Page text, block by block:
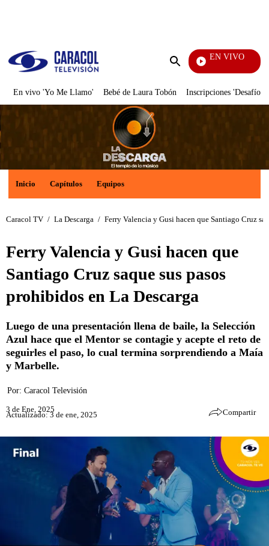
Enviar
EN VIVO
En vivo 'Yo Me Llamo' Bebé de Laura Tobón Inscripciones 'Desafío'
Inicio Capítulos Equipos
Caracol TV / La Descarga / Ferry Valencia y Gusi hacen que Santiago Cruz
Ferry Valencia y Gusi hacen que
Santiago Cruz saque sus pasos
prohibidos en La Descarga
Luego de una presentación llena de baile, la Selección
Azul hace que el Mentor se contagie y acepte el reto de
seguirles el paso, lo cual termina sorprendiendo a Maía
y Marbelle.
Por: Caracol Televisión
3 de Ene, 2025
Actualizado: 3 de ene, 2025 Compartir